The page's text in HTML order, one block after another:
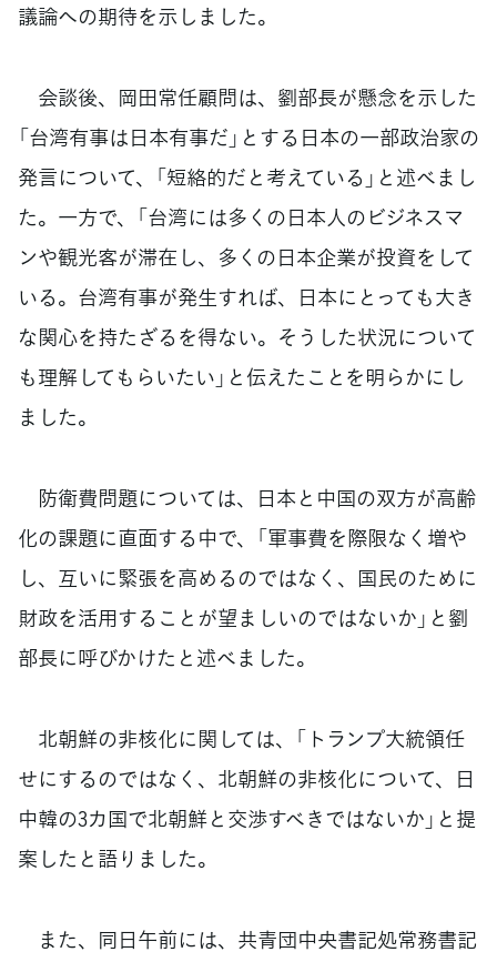
議論への期待を示しました。
会談後、岡田常任顧問は、劉部長が懸念を示した
「台湾有事は日本有事だ」とする日本の一部政治家の
発言について、「短絡的だと考えている」と述べまし
た。一方で、「台湾には多くの日本人のビジネスマ
ンや観光客が滞在し、多くの日本企業が投資をして
いる。台湾有事が発生すれば、日本にとっても大き
な関心を持たざるを得ない。そうした状況について
も理解してもらいたい」と伝えたことを明らかにし
ました。
防衛費問題については、日本と中国の双方が高齢
化の課題に直面する中で、「軍事費を際限なく増や
し、互いに緊張を高めるのではなく、国民のために
財政を活用することが望ましいのではないか」と劉
部長に呼びかけたと述べました。
北朝鮮の非核化に関しては、「トランプ大統領任
せにするのではなく、北朝鮮の非核化について、日
中韓の3カ国で北朝鮮と交渉すべきではないか」と提
案したと語りました。
また、同日午前には、共青団中央書記処常務書記